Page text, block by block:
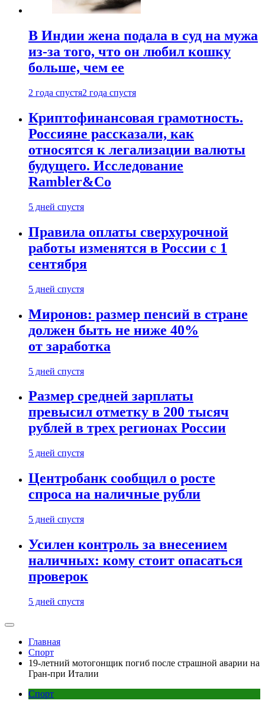
В Индии жена подала в суд на мужа
из-за того, что он любил кошку
больше, чем ее
2 года спустя2 года спустя
Криптофинансовая грамотность.
Россияне рассказали, как
относятся к легализации валюты
будущего. Исследование
Rambler&Co
5 дней спустя
Правила оплаты сверхурочной
работы изменятся в России с 1
сентября
5 дней спустя
Миронов: размер пенсий в стране
должен быть не ниже 40%
от заработка
5 дней спустя
Размер средней зарплаты
превысил отметку в 200 тысяч
рублей в трех регионах России
5 дней спустя
Центробанк сообщил о росте
спроса на наличные рубли
5 дней спустя
Усилен контроль за внесением
наличных: кому стоит опасаться
проверок
5 дней спустя
Главная
Спорт
19-летний мотогонщик погиб после страшной аварии на
Гран-при Италии
Спорт